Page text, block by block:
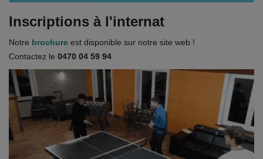
Inscriptions à l'internat
Notre brochure est disponible sur notre site web !
Contactez le 0470 04 59 94